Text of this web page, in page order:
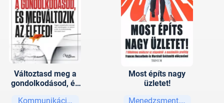
Változtasd meg a
gondolkodásod, és
Kommunikáció, tárgyalástechnika
Most építs nagy
üzletet!
Menedzsment, vezetési